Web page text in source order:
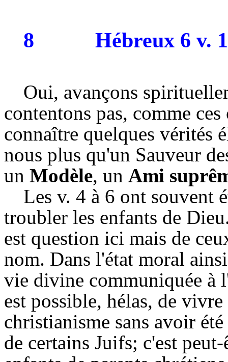
8 Hébreux 6 v.
Oui, avançons
contentons pas, comme
connaître quelques vérités
nous plus qu'un Sauveur
un Modèle, un Ami
Les v. 4 à 6 ont souvent
troubler les enfants de
est question ici mais de
nom. Dans l'état moral
vie divine communiquée à
est possible, hélas, de
christianisme sans avoir
de certains Juifs; c'est